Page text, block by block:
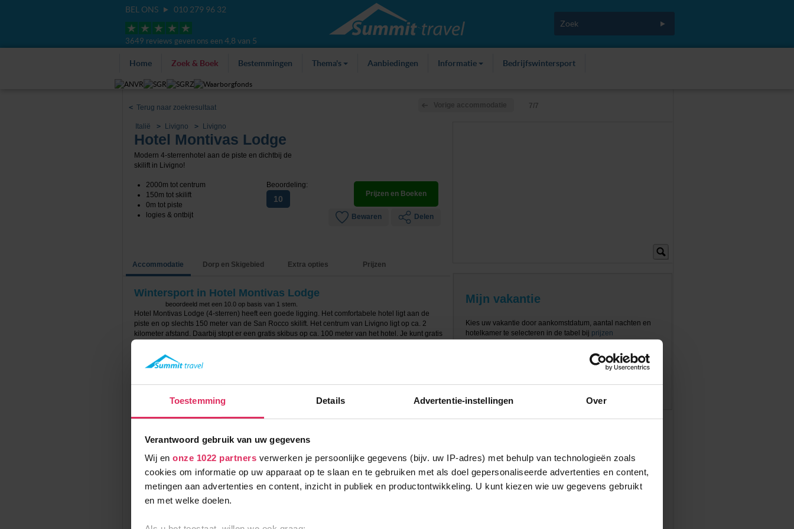
Toestemming Details Advertentie-instellingen Over
Verantwoord gebruik van uw gegevens
Wij en onze 1022 partners verwerken je persoonlijke gegevens (bijv. uw IP-adres) met behulp van technologieën zoals
cookies om informatie op uw apparaat op te slaan en te gebruiken met als doel gepersonaliseerde advertenties en content,
metingen aan advertenties en content, inzicht in publiek en productontwikkeling. U kunt kiezen wie uw gegevens gebruikt
en met welke doelen.
BEL ONS 010 279 96 32
3649 reviews geven ons een 4,8 van 5
Home Zoek & Boek Bestemmingen Thema's Aanbiedingen Informatie Bedrijfswintersport
<Terug naar zoekresultaat 7/7
Italië Livigno Livigno
Hotel Montivas Lodge
Modern 4-sterrenhotel aan de piste en dichtbij de
skilift in Livigno!
2000m tot centrum
150m tot skilift
0m tot piste
logies & ontbijt
Prijzen en Boeken
Bewaren Delen
Beoordeling:
10
Accommodatie Dorp en Skigebied Extra opties Prijzen
Wintersport in Hotel Montivas Lodge
beoordeeld met een 10.0op basis van 1stem.
Hotel Montivas Lodge (4-sterren) heeft een goede ligging. Het comfortabele hotel ligt aan de
piste en op slechts 150 meter van de San Rocco skilift. Het centrum van Livigno ligt op ca. 2
kilometer afstand. Daarbij stopt er een gratis skibus op ca. 100 meter van het hotel. Je kunt gratis
Het moderne hotel is voorzien van o.a. een receptie, bagageopslag, skiberging met
maken van de wellnessfaciliteiten in Hotel Lac Salin SPA & Mountain Resort (op 400 meter van
Summit Travel biedt de 2-persoonskamer aan (21m2). De kamers beschikken over een tv, kluis,
minibar en een balkon. Verder is er een badkamer met bad of douche, föhn en een toilet.
Het verblijf in Hotel Montivas Lodge is op basis van logies en ontbijt.
Mijn vakantie
Kies uw vakantie door aankomstdatum, aantal nachten en
hotelkamer te selecteren in de tabel bij prijzen